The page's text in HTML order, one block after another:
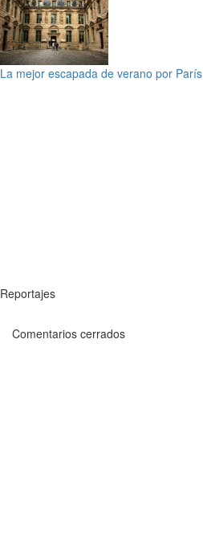
La mejor escapada de verano por París
Reportajes
Comentarios cerrados